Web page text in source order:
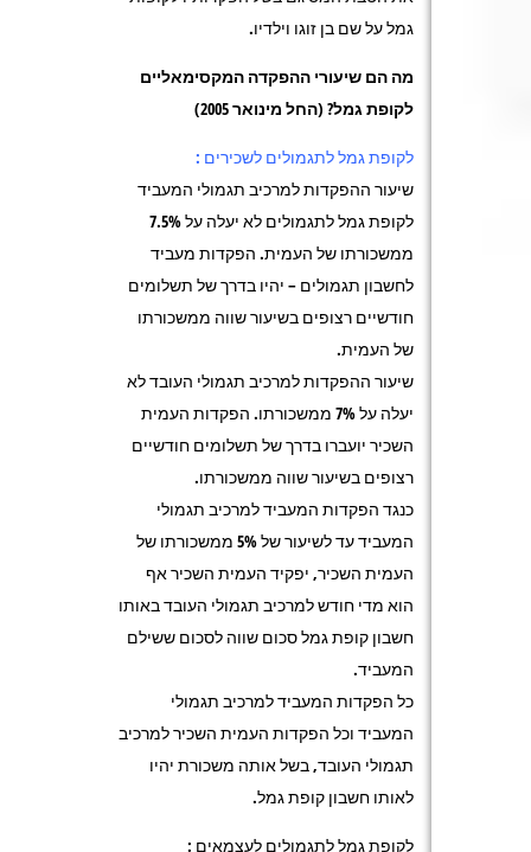
גמל על שם בן זוגו וילדיו.
מה הם שיעורי ההפקדה המקסימאליים
לקופת גמל? (החל מינואר 2005)
לקופת גמל לתגמולים לשכירים :
שיעור ההפקדות למרכיב תגמולי המעביד
לקופת גמל לתגמולים לא יעלה על 7.5%
ממשכורתו של העמית. הפקדות מעביד
לחשבון תגמולים – יהיו בדרך של תשלומים
חודשיים רצופים בשיעור שווה ממשכורתו
של העמית.
שיעור ההפקדות למרכיב תגמולי העובד לא
יעלה על 7% ממשכורתו. הפקדות העמית
השכיר יועברו בדרך של תשלומים חודשיים
רצופים בשיעור שווה ממשכורתו.
כנגד הפקדות המעביד למרכיב תגמולי
המעביד עד לשיעור של 5% ממשכורתו של
העמית השכיר, יפקיד העמית השכיר אף
הוא מדי חודש למרכיב תגמולי העובד באותו
חשבון קופת גמל סכום שווה לסכום ששילם
המעביד.
כל הפקדות המעביד למרכיב תגמולי
המעביד וכל הפקדות העמית השכיר למרכיב
תגמולי העובד, בשל אותה משכורת יהיו
לאותו חשבון קופת גמל.
לקופת גמל לתגמולים לעצמאים :